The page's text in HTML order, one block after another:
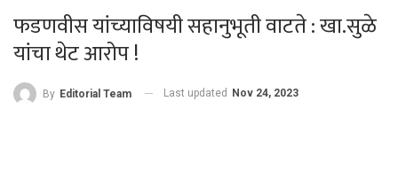
फडणवीस यांच्याविषयी सहानुभूती वाटते : खा.सुळे
यांचा थेट आरोप !
By Editorial Team Last updated Nov 24, 2023